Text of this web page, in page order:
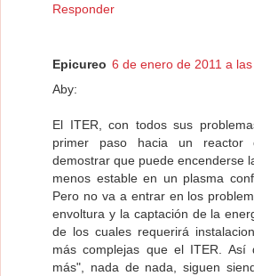
Responder
Epicureo 6 de enero de 2011 a
Aby:
El ITER, con todos sus
primer paso hacia un reactor
demostrar que puede encenderse
menos estable en un plasma
Pero no va a entrar en los
envoltura y la captación de la
de los cuales requerirá
más complejas que el ITER.
más", nada de nada, siguen